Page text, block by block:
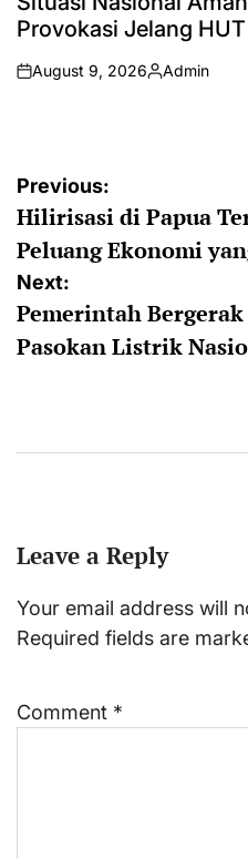
Provokasi Jelang HUT
on
August 9, 2026
Posted
Admin
Post
navigation
Previous:
Hilirisasi di Papua
Peluang Ekonomi
Next:
Pemerintah
Pasokan Listrik
Leave a Reply
Your email address will
Required fields are
Comment *